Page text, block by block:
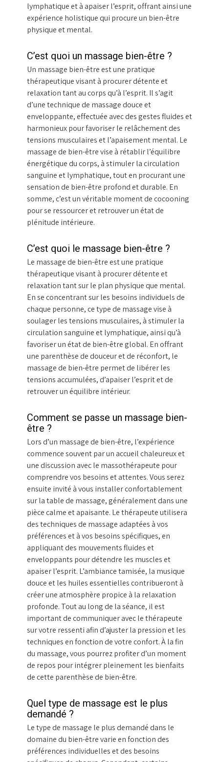
lymphatique et à apaiser l’esprit, offrant ainsi une
expérience holistique qui procure un bien-être
physique et mental.
C’est quoi un massage bien-être ?
Un massage bien-être est une pratique
thérapeutique visant à procurer détente et
relaxation tant au corps qu’à l’esprit. Il s’agit
d’une technique de massage douce et
enveloppante, effectuée avec des gestes fluides et
harmonieux pour favoriser le relâchement des
tensions musculaires et l’apaisement mental. Le
massage de bien-être vise à rétablir l’équilibre
énergétique du corps, à stimuler la circulation
sanguine et lymphatique, tout en procurant une
sensation de bien-être profond et durable. En
somme, c’est un véritable moment de cocooning
pour se ressourcer et retrouver un état de
plénitude intérieure.
C’est quoi le massage bien-être ?
Le massage de bien-être est une pratique
thérapeutique visant à procurer détente et
relaxation tant sur le plan physique que mental.
En se concentrant sur les besoins individuels de
chaque personne, ce type de massage vise à
soulager les tensions musculaires, à stimuler la
circulation sanguine et lymphatique, ainsi qu’à
favoriser un état de bien-être global. En offrant
une parenthèse de douceur et de réconfort, le
massage de bien-être permet de libérer les
tensions accumulées, d’apaiser l’esprit et de
retrouver un équilibre intérieur.
Comment se passe un massage bien-
être ?
Lors d’un massage de bien-être, l’expérience
commence souvent par un accueil chaleureux et
une discussion avec le massothérapeute pour
comprendre vos besoins et attentes. Vous serez
ensuite invité à vous installer confortablement
sur la table de massage, généralement dans une
pièce calme et apaisante. Le thérapeute utilisera
des techniques de massage adaptées à vos
préférences et à vos besoins spécifiques, en
appliquant des mouvements fluides et
enveloppants pour détendre les muscles et
apaiser l’esprit. L’ambiance tamisée, la musique
douce et les huiles essentielles contribueront à
créer une atmosphère propice à la relaxation
profonde. Tout au long de la séance, il est
important de communiquer avec le thérapeute
sur votre ressenti afin d’ajuster la pression et les
techniques en fonction de votre confort. À la fin
du massage, vous pourrez profiter d’un moment
de repos pour intégrer pleinement les bienfaits
de cette parenthèse de bien-être.
Quel type de massage est le plus
demandé ?
Le type de massage le plus demandé dans le
domaine du bien-être varie en fonction des
préférences individuelles et des besoins